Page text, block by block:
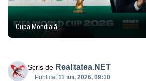
Cupa Mondială
Scris de Realitatea.NET
Publicat:11 iun. 2026, 09:10